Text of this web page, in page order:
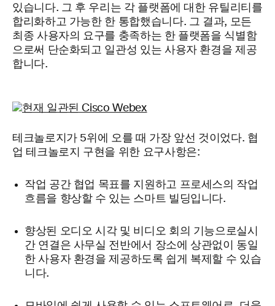
있습니다. 그 후 우리는 각 플랫폼에 대한 유틸리티를
합리화하고 가능한 한 통합했습니다. 그 결과, 모든
최종 사용자의 요구를 충족하는 한 플랫폼을 식별함
으로써 단순화되고 일관성 있는 사용자 환경을 제공
합니다.
테크놀로지가 5위에 오를 때 가장 앞선 것이었다. 협
업 테크놀로지 구현을 위한 요구사항은:
작업 공간 협업 목표를 지원하고 프로세스의 작업
흐름을 향상할 수 있는 스마트 빌딩입니다.
향상된 오디오 시각 및 비디오 회의 기능으로실시
간 연결은 사무실 전반에서 장소에 상관없이 동일
한 사용자 환경을 제공하도록 쉽게 복제할 수 있습
니다.